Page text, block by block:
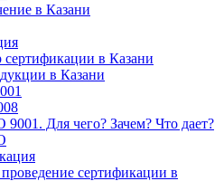
в Казани
в Казани
в Казани
Для чего? Зачем? Что дает?
сертификации в